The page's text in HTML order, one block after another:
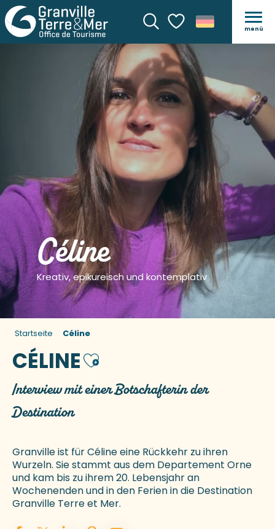
SucheVoir les favoris
menü
Céline
Kreativ, epikureisch und kontemplativ
Startseite Céline
CÉLINE Ajouter aux favoris
Interview mit einer Botschafterin der
Destination
Granville ist für Céline eine Rückkehr zu ihren
Wurzeln. Sie stammt aus dem Departement Orne
und kam bis zu ihrem 20. Lebensjahr an
Wochenenden und in den Ferien in die Destination
Granville Terre et Mer.